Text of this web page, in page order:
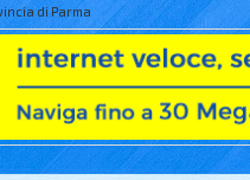
di Parma